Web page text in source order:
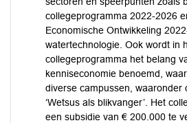
collegeprogramma 2022-2026
Economische Ontwikkeling
watertechnologie. Ook wordt in
collegeprogramma het belang
kenniseconomie benoemd,
diverse campussen, waaronder
‘Wetsus als blikvanger’. Het
een subsidie van € 200.000 te